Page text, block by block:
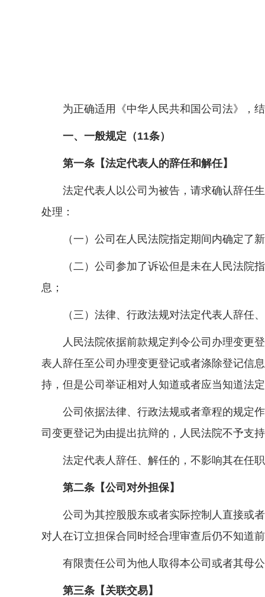
为正确适用《中华人民共和国公司法》，结
一、一般规定（11条）
第一条【法定代表人的辞任和解任】
法定代表人以公司为被告，请求确认辞任生
处理：
（一）公司在人民法院指定期间内确定了新
（二）公司参加了诉讼但是未在人民法院指
息；
（三）法律、行政法规对法定代表人辞任、
人民法院依据前款规定判令公司办理变更登
表人辞任至公司办理变更登记或者涤除登记信
持，但是公司举证相对人知道或者应当知道法
公司依据法律、行政法规或者章程的规定作
司变更登记为由提出抗辩的，人民法院不予支
法定代表人辞任、解任的，不影响其在任职
第二条【公司对外担保】
公司为其控股股东或者实际控制人直接或者
对人在订立担保合同时经合理审查后仍不知道
有限责任公司为他人取得本公司或者其母公
第三条【关联交易】